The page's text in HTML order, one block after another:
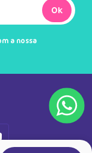
Ok
a nossa